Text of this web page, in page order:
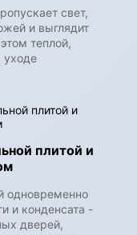
свет,
и выглядит
теплой,
уходе
плитой и
одновременно
и конденсата -
дверей,